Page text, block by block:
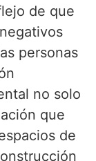
de que
personas
no solo
que
de